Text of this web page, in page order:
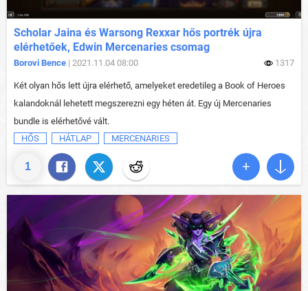
1
Scholar Jaina és Warsong Rexxar hős portrék újra
elérhetőek, Edwin Mercenaries csomag
Borovi Bence | 2021.11.04 08:00 1317
Két olyan hős lett újra elérhető, amelyeket eredetileg a Book of Heroes
kalandoknál lehetett megszerezni egy héten át. Egy új Mercenaries
bundle is elérhetővé vált.
HŐS
HÁTLAP MERCENARIES